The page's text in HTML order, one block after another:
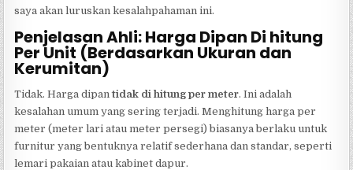
saya akan luruskan kesalahpahaman ini.
Penjelasan Ahli: Harga Dipan Di hitung
Per Unit (Berdasarkan Ukuran dan
Kerumitan)
Tidak. Harga dipantidak di hitung per meter. Ini adalah
kesalahan umum yang sering terjadi. Menghitung harga per
meter (meter lari atau meter persegi) biasanya berlaku untuk
furnitur yang bentuknya relatif sederhana dan standar, seperti
lemari pakaian atau kabinet dapur.